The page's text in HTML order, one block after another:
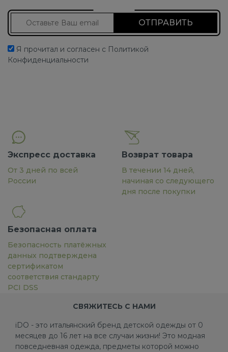
Я прочитал и согласен с Политикой
Конфиденциальности
Экспресс доставка
От 3 дней по всей
России
Возврат товара
В течении 14 дней,
начиная со следующего
дня после покупки
Безопасная оплата
Безопасность платёжных
данных подтверждена
сертификатом
соответствия стандарту
PCI DSS
СВЯЖИТЕСЬ С НАМИ
iDO - это итальянский бренд детской одежды от 0
месяцев до 16 лет на все случаи жизни! Это модная
повседневная одежда, предметы которой можно